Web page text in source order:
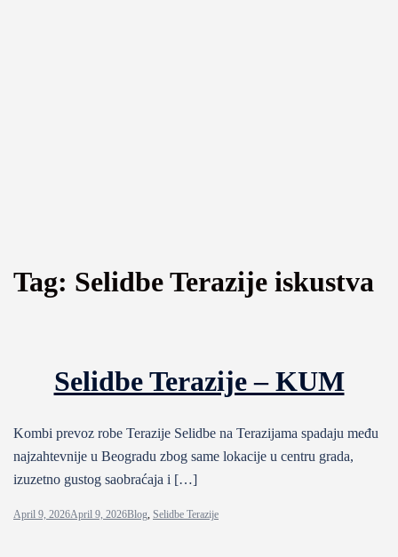
Tag: Selidbe Terazije iskustva
Selidbe Terazije – KUM
Kombi prevoz robe Terazije Selidbe na Terazijama spadaju među
najzahtevnije u Beogradu zbog same lokacije u centru grada,
izuzetno gustog saobraćaja i […]
April 9, 2026April 9, 2026Blog, Selidbe Terazije